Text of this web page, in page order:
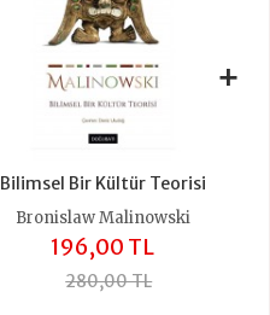
Bilimsel Bir Kültür Teorisi
Bronislaw Malinowski
196,00 TL
280,00 TL
+